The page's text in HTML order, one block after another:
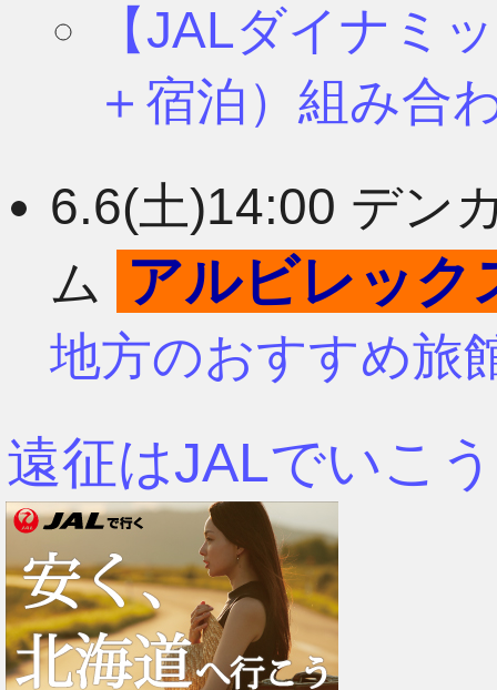
【JALダイナミ
＋宿泊）組み合
6.6(土)14:00 デン
ム
アルビレック
地方のおすすめ旅
遠征はJALでいこう